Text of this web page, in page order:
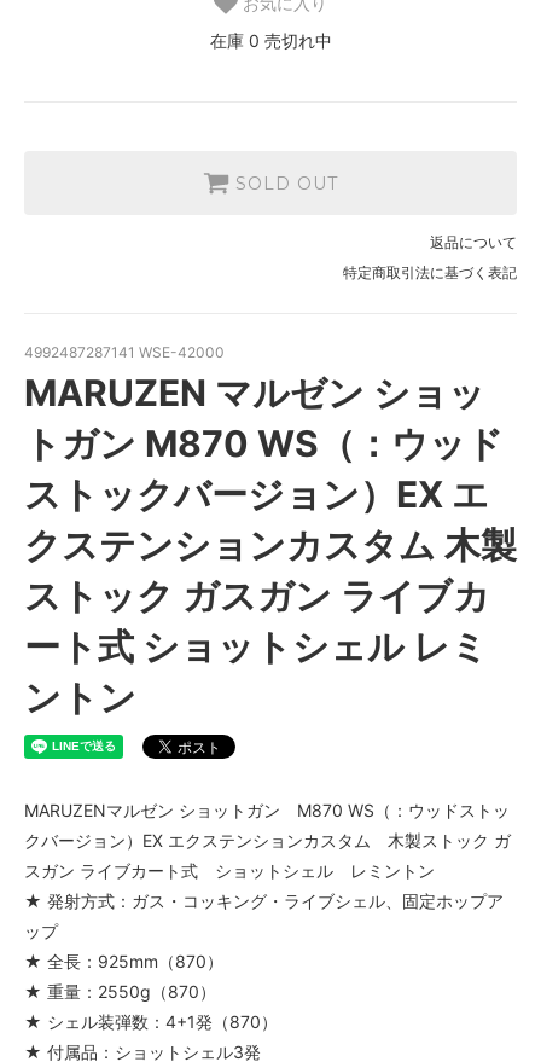
お気に入り
在庫 0 売切れ中
SOLD OUT
返品について
特定商取引法に基づく表記
4992487287141 WSE-42000
MARUZEN マルゼン ショッ
トガン M870 WS（：ウッド
ストックバージョン）EX エ
クステンションカスタム 木製
ストック ガスガン ライブカ
ート式 ショットシェル レミ
ントン
MARUZENマルゼン ショットガン M870 WS（：ウッドストッ
クバージョン）EX エクステンションカスタム 木製ストック ガ
スガン ライブカート式 ショットシェル レミントン
★ 発射方式：ガス・コッキング・ライブシェル、固定ホップア
ップ
★ 全長：925mm（870）
★ 重量：2550g（870）
★ シェル装弾数：4+1発（870）
★ 付属品：ショットシェル3発